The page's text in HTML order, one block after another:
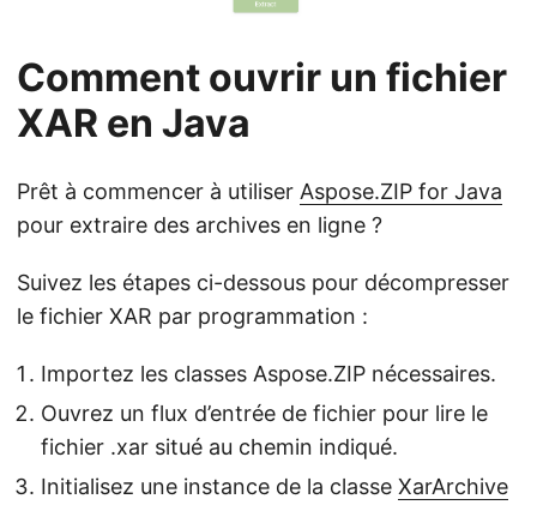
Comment ouvrir un fichier
XAR en Java
Prêt à commencer à utiliser Aspose.ZIP for Java
pour extraire des archives en ligne ?
Suivez les étapes ci-dessous pour décompresser
le fichier XAR par programmation :
Importez les classes Aspose.ZIP nécessaires.
Ouvrez un flux d’entrée de fichier pour lire le
fichier .xar situé au chemin indiqué.
Initialisez une instance de la classe XarArchive